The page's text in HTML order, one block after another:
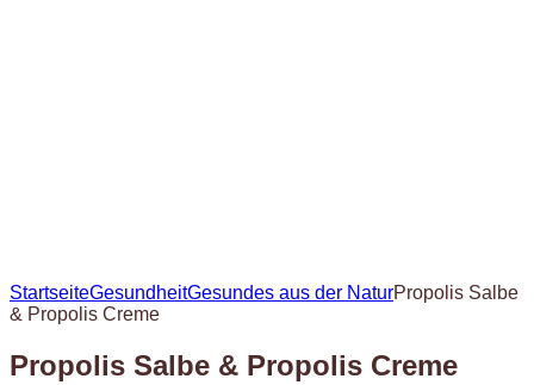
StartseiteGesundheitGesundes aus der NaturPropolis Salbe
& Propolis Creme
Propolis Salbe & Propolis Creme